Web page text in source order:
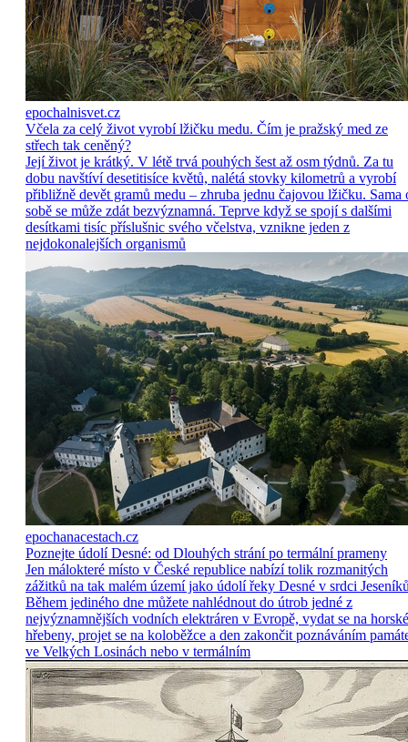
epochalnisvet.cz
Včela za celý život vyrobí lžičku medu. Čím je pražský med ze
střech tak ceněný?
Její život je krátký. V létě trvá pouhých šest až osm týdnů. Za tu
dobu navštíví desetitisíce květů, nalétá stovky kilometrů a vyrobí
přibližně devět gramů medu – zhruba jednu čajovou lžičku. Sama
sobě se může zdát bezvýznamná. Teprve když se spojí s dalšími
desítkami tisíc příslušnic svého včelstva, vznikne jeden z
nejdokonalejších organismů
epochanacestach.cz
Poznejte údolí Desné: od Dlouhých strání po termální prameny
Jen málokteré místo v České republice nabízí tolik rozmanitých
zážitků na tak malém území jako údolí řeky Desné v srdci
Během jediného dne můžete nahlédnout do útrob jedné z
nejvýznamnějších vodních elektráren v Evropě, vydat se na horské
hřebeny, projet se na koloběžce a den zakončit poznáváním
ve Velkých Losinách nebo v termálním